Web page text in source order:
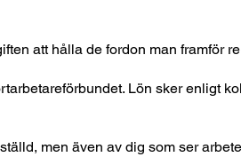
att hålla de fordon man framför
Lön sker enligt
men även av dig som ser